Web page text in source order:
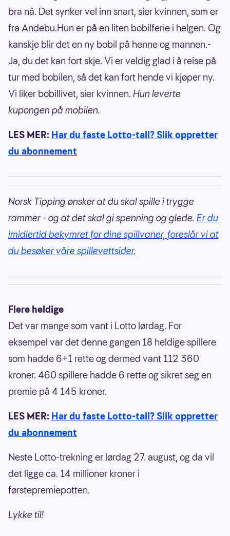
bra nå. Det synker vel inn snart, sier kvinnen, som er
fra Andebu.Hun er på en liten bobilferie i helgen. Og
kanskje blir det en ny bobil på henne og mannen.-
Ja, du det kan fort skje. Vi er veldig glad i å reise på
tur med bobilen, så det kan fort hende vi kjøper ny.
Vi liker bobillivet, sier kvinnen. Hun leverte
kupongen på mobilen.
LES MER: Har du faste Lotto-tall? Slik oppretter
du abonnement
Norsk Tipping ønsker at du skal spille i trygge
rammer - og at det skal gi spenning og glede. Er du
imidlertid bekymret for dine spillvaner, foreslår vi at
du besøker våre spillevettsider.
Flere heldige
Det var mange som vant i Lotto lørdag. For
eksempel var det denne gangen 18 heldige spillere
som hadde 6+1 rette og dermed vant 112 360
kroner. 460 spillere hadde 6 rette og sikret seg en
premie på 4 145 kroner.
LES MER: Har du faste Lotto-tall? Slik oppretter
du abonnement
Neste Lotto-trekning er lørdag 27. august, og da vil
det ligge ca. 14 millioner kroner i
førstepremiepotten.
Lykke til!